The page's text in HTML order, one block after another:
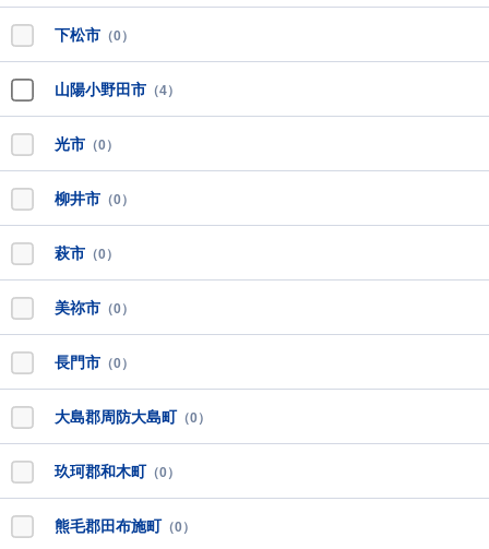
下松市 （0）
山陽小野田市 （4）
光市 （0）
柳井市 （0）
萩市 （0）
美祢市 （0）
長門市 （0）
大島郡周防大島町 （0）
玖珂郡和木町 （0）
熊毛郡田布施町 （0）